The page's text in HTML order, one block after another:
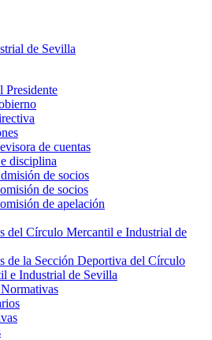
Presidente
de cuentas
disciplina
de socios
de socios
de apelación
del Círculo Mercantil e Industrial de
de la Sección Deportiva del Círculo
e Industrial de Sevilla